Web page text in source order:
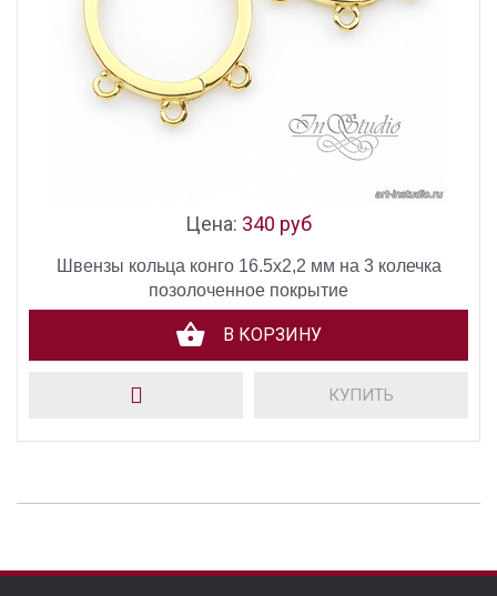
Цена: 340 руб
Швензы кольца конго 16.5х2,2 мм на 3 колечка
позолоченное покрытие
В КОРЗИНУ
КУПИТЬ